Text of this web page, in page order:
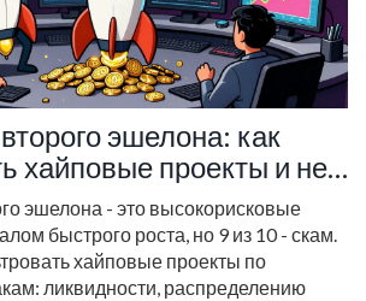
эшелона: как
хайповые проекты и не
денег
эшелона - это высокорисковые
быстрого роста, но 9 из 10 - скам.
хайповые проекты по
ликвидности, распределению